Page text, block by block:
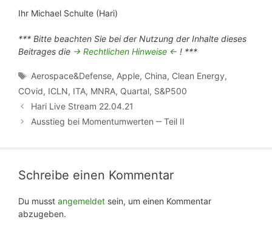
Ihr Michael Schulte (Hari)
*** Bitte beachten Sie bei der Nutzung der Inhalte dieses
Beitrages die -> Rechtlichen Hinweise <- ! ***
Schlagwörter
Aerospace&Defense, Apple, China, Clean Energy,
COvid, ICLN, ITA, MNRA, Quartal, S&P500
Hari Live Stream 22.04.21
Ausstieg bei Momentumwerten ‒ Teil II
Schreibe einen Kommentar
Du musst angemeldet sein, um einen Kommentar
abzugeben.